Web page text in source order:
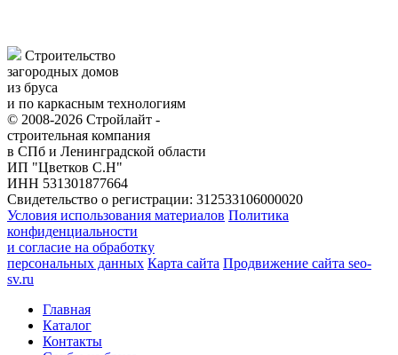
Строительство
загородных домов
из бруса
и по каркасным технологиям
© 2008-2026 Стройлайт -
строительная компания
в СПб и Ленинградской области
ИП "Цветков С.Н"
ИНН 531301877664
Свидетельство о регистрации: 312533106000020
Условия использования материалов Политика
конфиденциальности
и согласие на обработку
персональных данных Карта сайта Продвижение сайта seo-
sv.ru
Главная
Каталог
Контакты